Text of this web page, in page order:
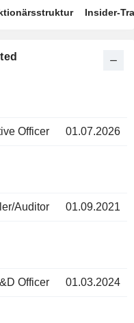
Insider-
Officer 01.07.2026
Auditor 01.09.2021
Officer 01.03.2024